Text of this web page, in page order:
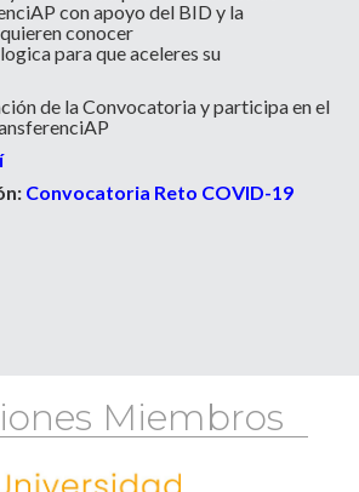
con apoyo del BID y la
conocer
para que aceleres su
de la Convocatoria y participa en el
Convocatoria Reto COVID-19
Miembros